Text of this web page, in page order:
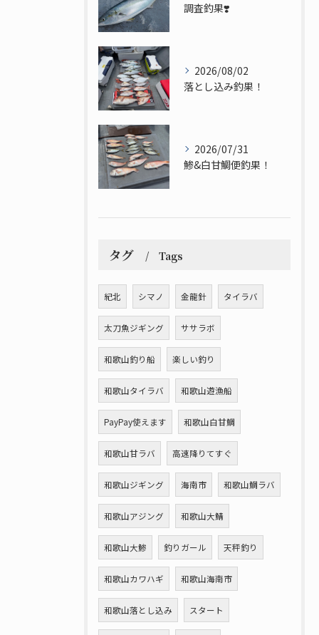
調査釣果❣️
2026/08/02
落とし込み釣果！
2026/07/31
鯵&白甘鯛便釣果！
タグ Tags
紀北 シマノ 金龍針 タイラバ
太刀魚ジギング ササラボ
和歌山釣り船 楽しい釣り
和歌山タイラバ 和歌山遊漁船
PayPay使えます 和歌山白甘鯛
和歌山甘ラバ 高速降りてすぐ
和歌山ジギング 海南市 和歌山鯛ラバ
和歌山アジング 和歌山大鯖
和歌山大鯵 釣りガール 天秤釣り
和歌山カワハギ 和歌山海南市
和歌山落とし込み スタート